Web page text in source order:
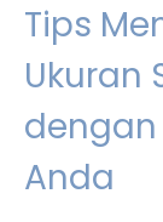
Tips
Ukuran
Anda